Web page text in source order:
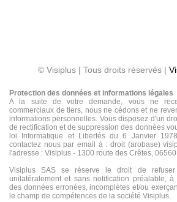
© Visiplus | Tous droits réservés |
Protection des données et informations légales
A la suite de votre demande, vous ne
commerciaux de tiers, nous ne cédons et ne
informations personnelles. Vous disposez d'un
de rectification et de suppression des données
loi Informatique et Libertés du 6 Janvier
contactez nous par email à : droit (arobase)
l'adresse : Visiplus - 1300 route des Crêtes,
Visiplus SAS se réserve le droit de
unilatéralement et sans notification préalable, à
des données erronées, incomplètes et/ou
le champ de compétences de la société Visiplus.